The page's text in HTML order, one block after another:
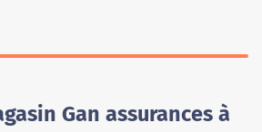
Gan assurances à